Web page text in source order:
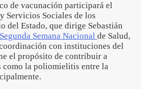
de vacunación participará el
Servicios Sociales de los
del Estado, que dirige Sebastián
Segunda Semana Nacional de Salud,
con instituciones del
el propósito de contribuir a
como la poliomielitis entre la